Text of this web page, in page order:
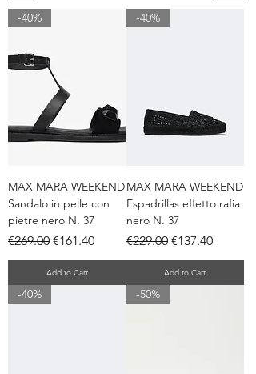
-40%
MAX MARA WEEKEND
Sandalo in pelle con
pietre nero N. 37
Regular Price
€269.00 Sale Price
€161.40
Add to Cart
-40%
MAX MARA WEEKEND
Espadrillas effetto rafia
nero N. 37
Regular Price
€229.00 Sale Price
€137.40
Add to Cart
-40% -50%